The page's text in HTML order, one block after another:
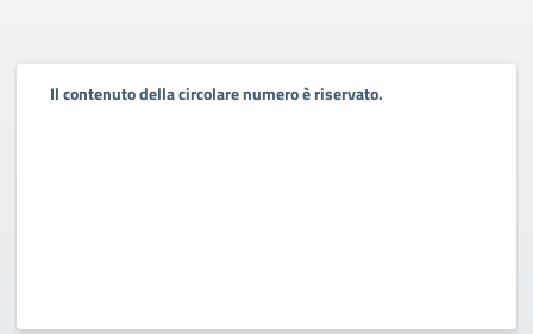
Il contenuto della circolare numero è riservato.